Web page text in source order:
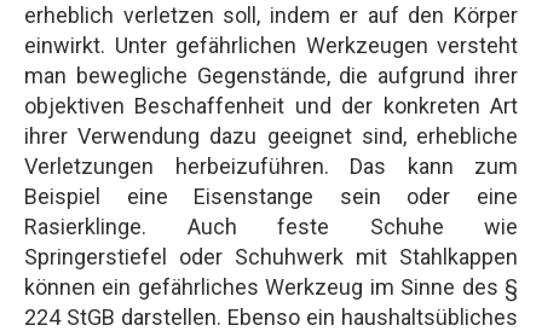
erheblich verletzen soll, indem er auf den Körper
einwirkt. Unter gefährlichen Werkzeugen versteht
man bewegliche Gegenstände, die aufgrund ihrer
objektiven Beschaffenheit und der konkreten Art
ihrer Verwendung dazu geeignet sind, erhebliche
Verletzungen herbeizuführen. Das kann zum
Beispiel eine Eisenstange sein oder eine
Rasierklinge. Auch feste Schuhe wie
Springerstiefel oder Schuhwerk mit Stahlkappen
können ein gefährliches Werkzeug im Sinne des §
224 StGB darstellen. Ebenso ein haushaltsübliches